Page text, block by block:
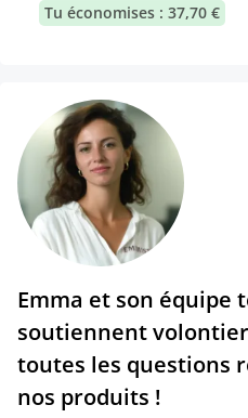
Tu économises : 37,70 €
Emma et son équipe
soutiennent
toutes les questions
nos produits !